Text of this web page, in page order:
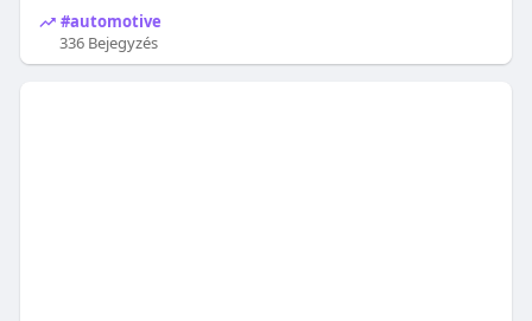
#automotive
336 Bejegyzés